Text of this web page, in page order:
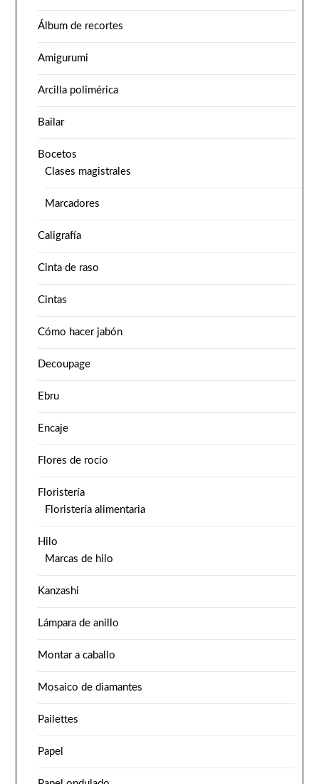
Álbum de recortes
Amigurumi
Arcilla polimérica
Bailar
Bocetos
Clases magistrales
Marcadores
Caligrafía
Cinta de raso
Cintas
Cómo hacer jabón
Decoupage
Ebru
Encaje
Flores de rocío
Floristería
Floristería alimentaria
Hilo
Marcas de hilo
Kanzashi
Lámpara de anillo
Montar a caballo
Mosaico de diamantes
Pailettes
Papel